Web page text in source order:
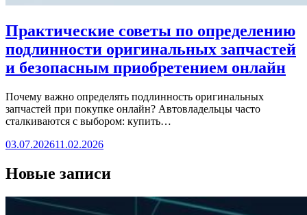
Практические советы по определению
подлинности оригинальных запчастей
и безопасным приобретением онлайн
Почему важно определять подлинность оригинальных
запчастей при покупке онлайн? Автовладельцы часто
сталкиваются с выбором: купить…
03.07.202611.02.2026
Новые записи